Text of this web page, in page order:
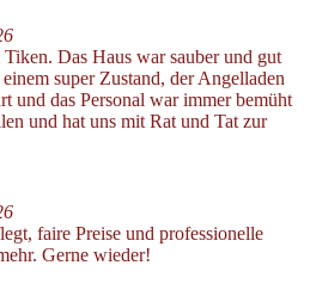
Das Haus war sauber und gut
super Zustand, der Angelladen
und das Personal war immer bemüht
und hat uns mit Rat und Tat zur
faire Preise und professionelle
Gerne wieder!